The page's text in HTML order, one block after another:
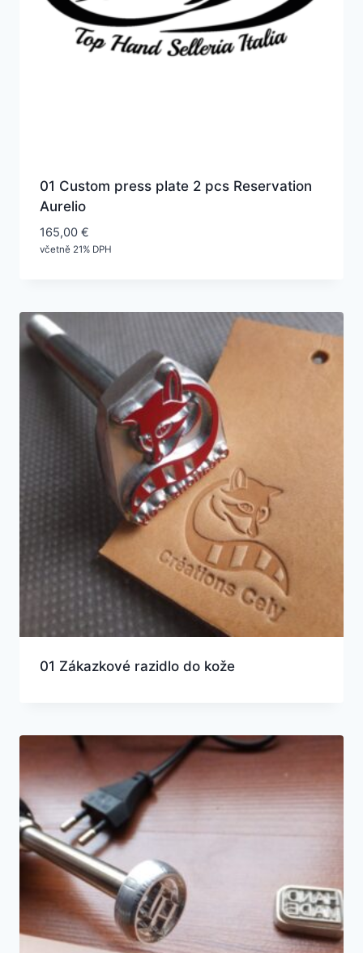
01 Custom press plate 2 pcs Reservation
Aurelio
165,00 €
včetně 21% DPH
01 Zákazkové razidlo do kože